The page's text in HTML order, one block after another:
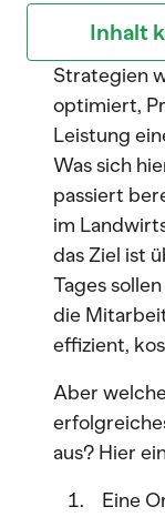
Inhalt
Strategien
optimiert,
Leistung
Was sich
passiert
im
das Ziel ist
Tages
die
effizient,
Aber
aus? Hier
Eine